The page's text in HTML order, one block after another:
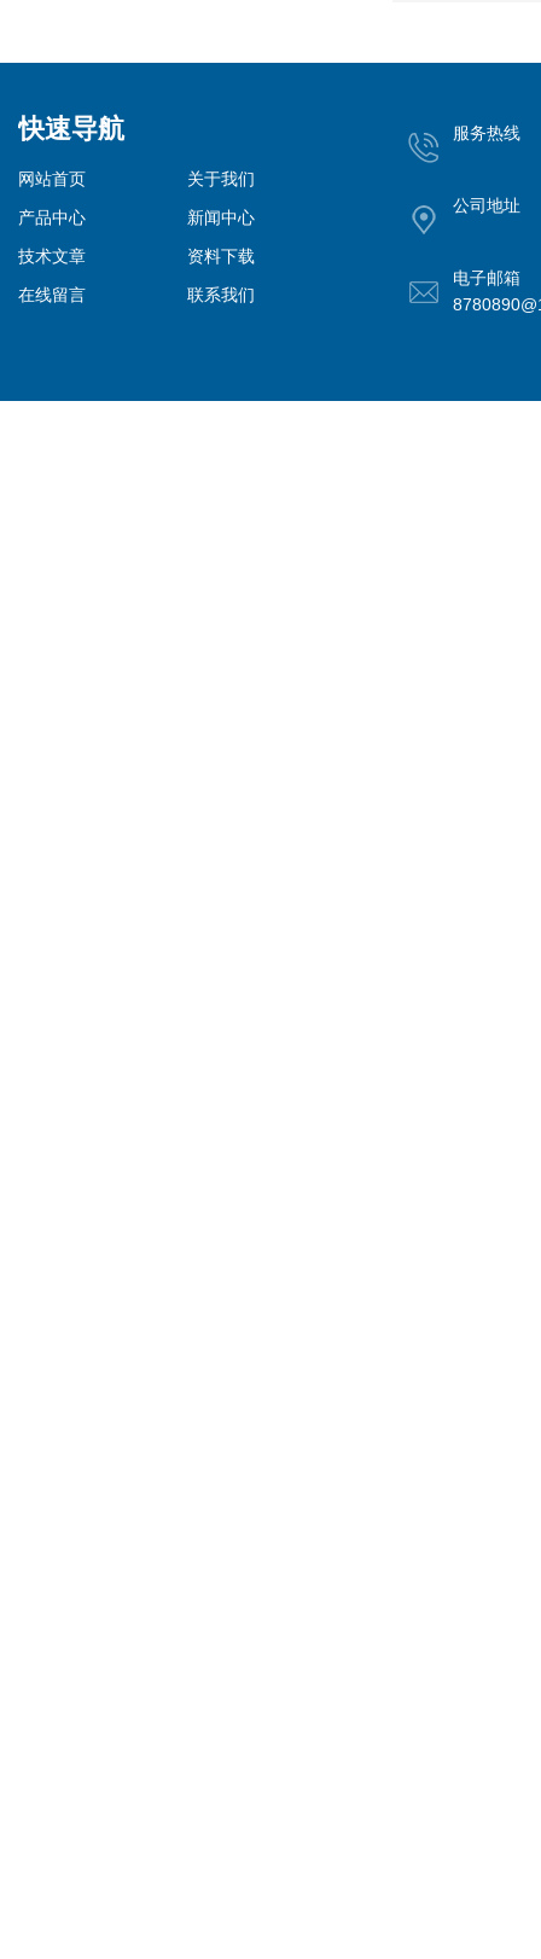
快速导航
网站首页
关于我们
产品中心
新闻中心
技术文章
资料下载
在线留言
联系我们
服务热线
公司地址
电子邮箱